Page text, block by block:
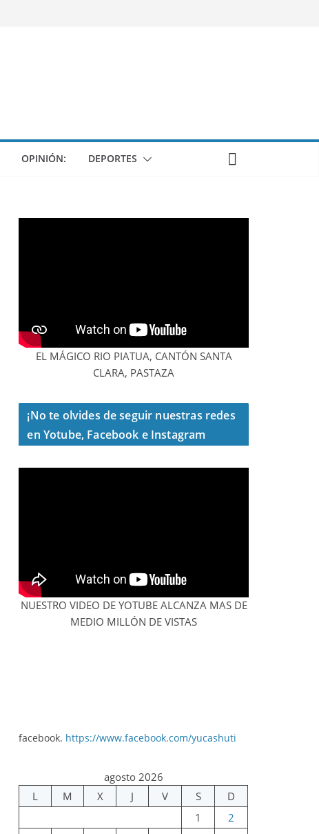
OPINIÓN: DEPORTES
EL MÁGICO RIO PIATUA, CANTÓN SANTA
CLARA, PASTAZA
¡No te olvides de seguir nuestras redes
en Yotube, Facebook e Instagram
NUESTRO VIDEO DE YOTUBE ALCANZA MAS DE
MEDIO MILLÓN DE VISTAS
facebook. https://www.facebook.com/yucashuti
agosto 2026
L
M X J V S
D
1
2